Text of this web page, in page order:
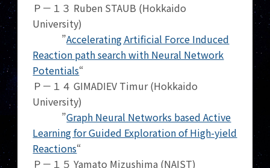
Ｐ－１３ Ruben STAUB (Hokkaido
University)
”Accelerating Artificial Force Induced
Reaction path search with Neural Network
Potentials“
Ｐ－１４ GIMADIEV Timur (Hokkaido
University)
”Graph Neural Networks based Active
Learning for Guided Exploration of High-yield
Reactions“
Ｐ－１５ Yamato Mizushima (NAIST)